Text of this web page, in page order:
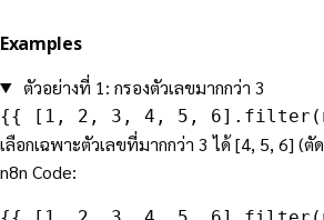
Examples
ตัวอย่างที่ 1: กรองตัวเลขมากกว่า 3
{{ [1, 2, 3, 4, 5,
เลือกเฉพาะตัวเลขที่มากกว่า 3 ได้ [4, 5, 6] (ตั
n8n Code: